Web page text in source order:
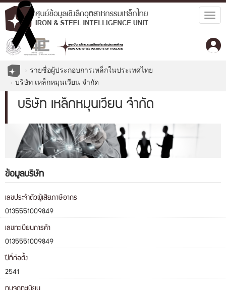
รายชื่อผู้ประกอบการเหล็กในประเทศไทย
บริษัท เหล็กหมุนเวียน จำกัด
บริษัท เหล็กหมุนเวียน จำกัด
ข้อมูลบริษัท
เลขประจำตัวผู้เสียภาษีอากร
0135551009849
เลขทะเบียนการค้า
0135551009849
ปีที่ก่อตั้ง
2541